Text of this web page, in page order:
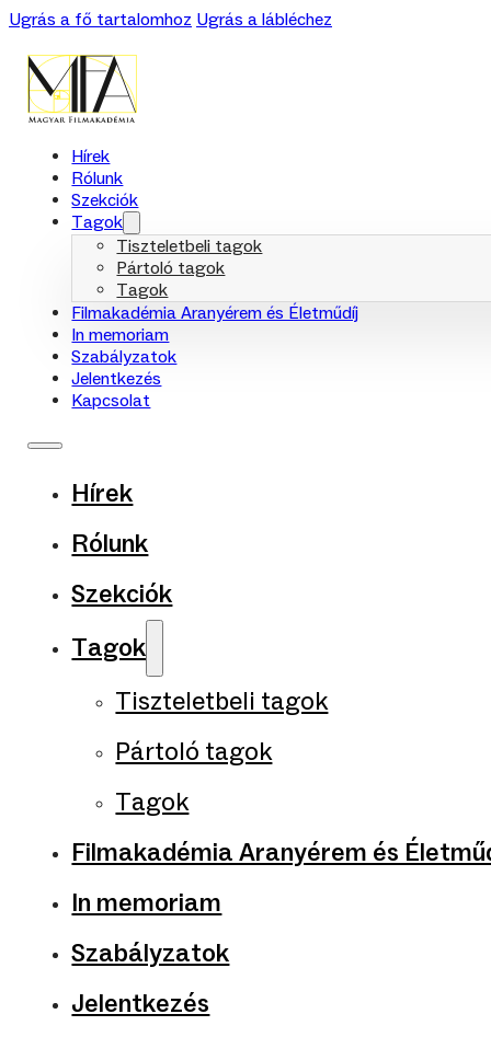
Ugrás a fő tartalomhoz Ugrás a lábléchez
Hírek
Rólunk
Szekciók
Tagok
Tiszteletbeli tagok
Pártoló tagok
Tagok
Filmakadémia Aranyérem és Életműdíj
In memoriam
Szabályzatok
Jelentkezés
Kapcsolat
Hírek
Rólunk
Szekciók
Tagok
Tiszteletbeli tagok
Pártoló tagok
Tagok
Filmakadémia Aranyérem és
In memoriam
Szabályzatok
Jelentkezés